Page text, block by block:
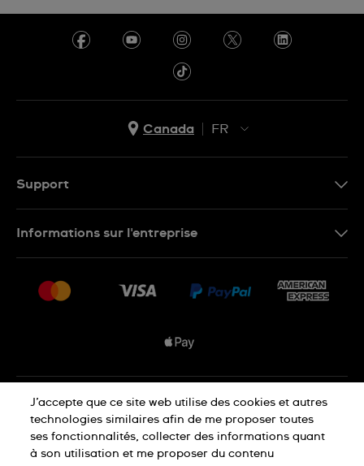
Canada
FR
Support
Conditions De Vente
Informations sur l'entreprise
Nous rejoindre
Déclaration de confidentialité
Déclaration concernant les cookies
J’accepte que ce site web utilise des cookies et autres
technologies similaires afin de me proposer toutes
ses fonctionnalités, collecter des informations quant
à son utilisation et me proposer du contenu